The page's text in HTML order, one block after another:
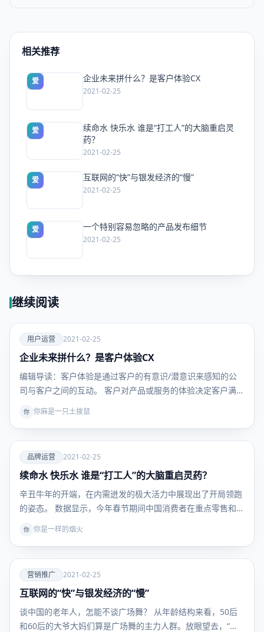
相关推荐
爱 企业未来拼什么？是客户体验CX
2021-02-25
爱
续命水 快乐水 谁是“打工人”的大脑重启灵
药？
2021-02-25
爱 互联网的“快”与银发经济的“慢”
2021-02-25
爱 一个特别容易忽略的产品发布细节
2021-02-25
继续阅读
爱
用户运
用户运营 2021-02-25
企业未来拼什么？是客户体验CX
编辑导读：客户体验是通过客户的有意识/潜意识来感知的公
司与客户之间的互动。 客户对产品或服务的体验决定客户满
你 你麻是一只土拨鼠
爱
品牌运
营
品牌运营 2021-02-25
续命水 快乐水 谁是“打工人”的大脑重启灵药？
辛丑牛年的开端，在内需迸发的极大活力中展现出了开局领跑
的姿态。 数据显示，今年春节期间中国消费者在重点零售和
你 你是一样的烟火
爱
营销推
广
营销推广 2021-02-25
互联网的“快”与银发经济的“慢”
谈中国的老年人，怎能不谈广场舞？ 从年龄结构来看，50后
和60后的大爷大妈们算是广场舞的主力人群。放眼望去，“…